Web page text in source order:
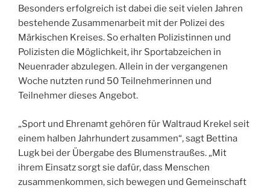
Besonders erfolgreich ist dabei die seit vielen Jahren
bestehende Zusammenarbeit mit der Polizei des
Märkischen Kreises. So erhalten Polizistinnen und
Polizisten die Möglichkeit, ihr Sportabzeichen in
Neuenrader abzulegen. Allein in der vergangenen
Woche nutzten rund 50 Teilnehmerinnen und
Teilnehmer dieses Angebot.
„Sport und Ehrenamt gehören für Waltraud Krekel seit
einem halben Jahrhundert zusammen“, sagt Bettina
Lugk bei der Übergabe des Blumenstraußes. „Mit
ihrem Einsatz sorgt sie dafür, dass Menschen
zusammenkommen, sich bewegen und Gemeinschaft